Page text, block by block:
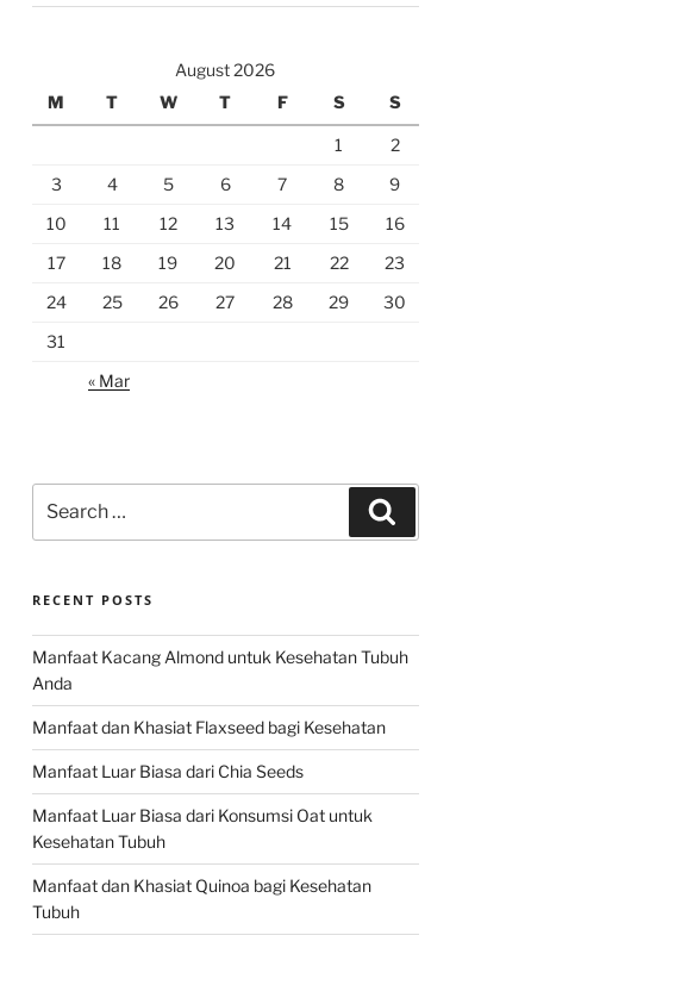
August 2026
M
T W T F S S
1
2
3
4 5 6 7 8
9
10
11 12 13 14 15
16
17
18 19 20 21 22
23
24
25 26 27 28 29
30
31
« Mar
for:
RECENT POSTS
Manfaat Kacang Almond untuk Kesehatan Tubuh
Anda
Manfaat dan Khasiat Flaxseed bagi Kesehatan
Manfaat Luar Biasa dari Chia Seeds
Manfaat Luar Biasa dari Konsumsi Oat untuk
Kesehatan Tubuh
Manfaat dan Khasiat Quinoa bagi Kesehatan
Tubuh